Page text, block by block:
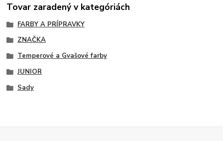
Tovar zaradený v kategóriách
FARBY A PRÍPRAVKY
ZNAČKA
Temperové a Gvašové farby
JUNIOR
Sady